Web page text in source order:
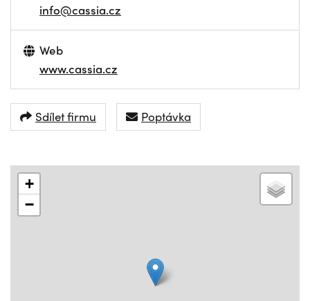
info@cassia.cz
Web
www.cassia.cz
Sdílet firmu Poptávka
+
−